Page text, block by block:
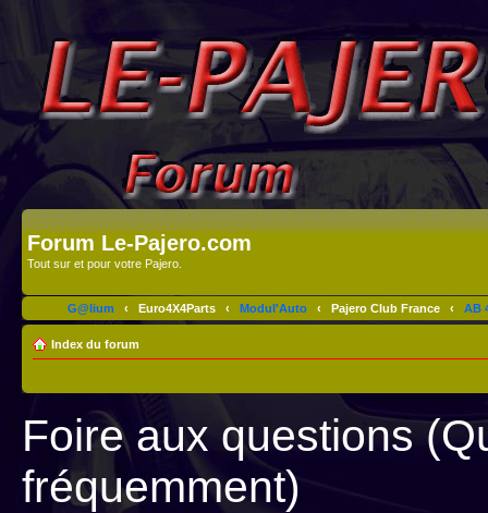
Forum Le-Pajero.com
Tout sur et pour votre Pajero.
G@lium ‹ Euro4X4Parts ‹ Modul'Auto ‹ Pajero Club France ‹ AB
Index du forum
Foire aux questions
fréquemment)